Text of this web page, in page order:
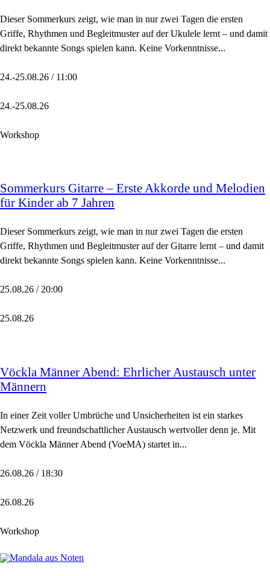
Dieser Sommerkurs zeigt, wie man in nur zwei Tagen die ersten
Griffe, Rhythmen und Begleitmuster auf der Ukulele lernt – und damit
direkt bekannte Songs spielen kann. Keine Vorkenntnisse...
24.-25.08.26 / 11:00
24.-25.08.26
Workshop
Sommerkurs Gitarre – Erste Akkorde und Melodien
für Kinder ab 7 Jahren
Dieser Sommerkurs zeigt, wie man in nur zwei Tagen die ersten
Griffe, Rhythmen und Begleitmuster auf der Gitarre lernt – und damit
direkt bekannte Songs spielen kann. Keine Vorkenntnisse...
25.08.26 / 20:00
25.08.26
Vöckla Männer Abend: Ehrlicher Austausch unter
Männern
In einer Zeit voller Umbrüche und Unsicherheiten ist ein starkes
Netzwerk und freundschaftlicher Austausch wertvoller denn je. Mit
dem Vöckla Männer Abend (VoeMA) startet in...
26.08.26 / 18:30
26.08.26
Workshop